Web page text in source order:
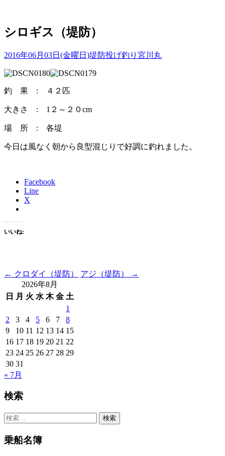
シロギス（堤防）
2016年06月03日(金曜日)堤防投げ釣り 宮川丸
釣 果 : ４２匹
大きさ : 1２～２０cm
場 所 : 各堤
今日は風なく朝から良型混じりで好調に釣れました。
Facebook
Line
X
いいね:
Post
navigation
← クロダイ（堤防） アジ（堤防）
→
2026年8月
日
月 火 水 木 金 土
1
2
3 4 5 6 7
8
9
10 11 12 13 14 15
16 17 18 19 20 21 22
23 24 25 26 27 28 29
30 31
« 7月
検索
検
乗船名簿